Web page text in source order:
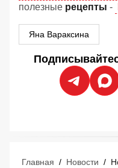
полезные рецепты -
Яна Вараксина
Главная / Новости /